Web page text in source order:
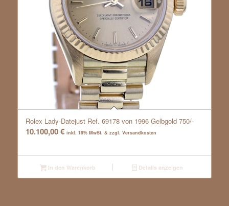
Rolex Lady-Datejust Ref. 69178 von 1996 Gelbgold 750/-
10.100,00€ inkl. 19% MwSt. & zzgl. Versandkosten
In den Warenkorb Details anzeigen